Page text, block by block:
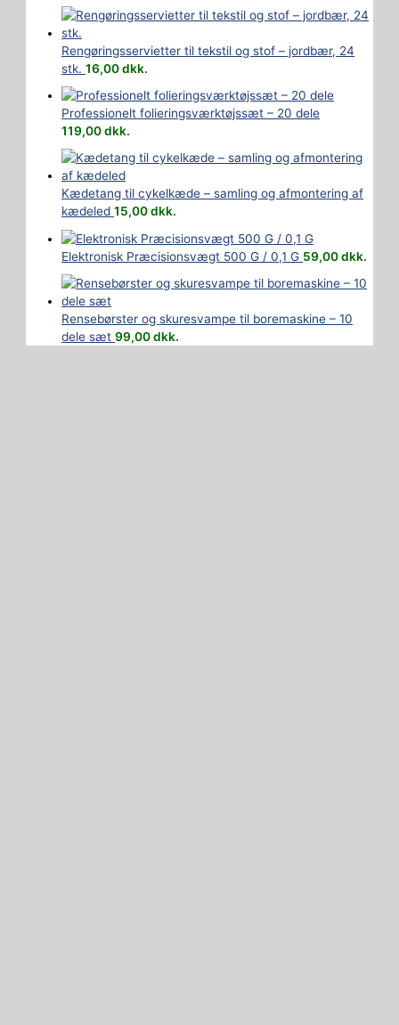
Rengøringsservietter til tekstil og stof – jordbær, 24
stk. 16,00dkk.
Professionelt folieringsværktøjssæt – 20 dele
119,00dkk.
Kædetang til cykelkæde – samling og afmontering af
kædeled 15,00dkk.
Elektronisk Præcisionsvægt 500 G / 0,1 G 59,00dkk.
Rensebørster og skuresvampe til boremaskine – 10
dele sæt 99,00dkk.